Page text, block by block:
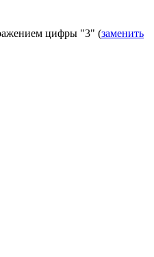
цифры "3" (заменить